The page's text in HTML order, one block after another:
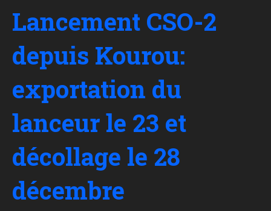
Lancement CSO-2
depuis Kourou:
exportation du
lanceur le 23 et
décollage le 28
décembre